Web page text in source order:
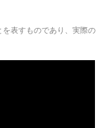
表すものであり、実際の